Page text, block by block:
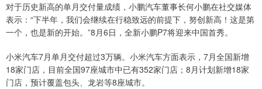
对于历史新高的单月交付量成绩，小鹏汽车董事长何小鹏在社交媒体
表示：“下半年，我们会继续在行稳致远的前提下，努创新高！这是第
一个，也是新的开始。”8月6日，全新小鹏P7将迎来中国首秀。
小米汽车7月单月交付超过3万辆。小米汽车方面表示，7月全国新增
18家门店，目前全国97座城市中已有352家门店；8月计划新增18家
门店，预计覆盖包头、龙岩等8座城市。